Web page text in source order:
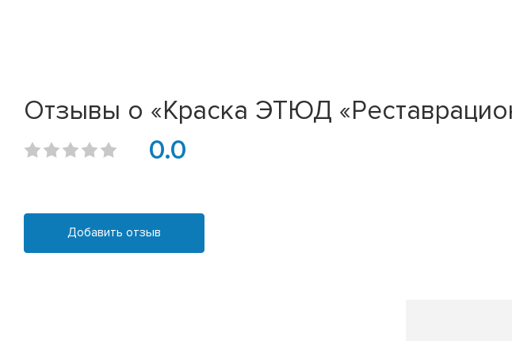
Отзывы о «Краска ЭТЮД
0.0
Добавить отзыв